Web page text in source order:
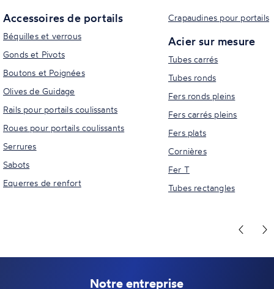
Accessoires de portails
Béquilles et verrous
Gonds et Pivots
Boutons et Poignées
Olives de Guidage
Rails pour portails coulissants
Roues pour portails coulissants
Serrures
Sabots
Equerres de renfort
Crapaudines pour portails
Acier sur mesure
Tubes carrés
Tubes ronds
Fers ronds pleins
Fers carrés pleins
Fers plats
Cornières
Fer T
Tubes rectangles
Notre entreprise